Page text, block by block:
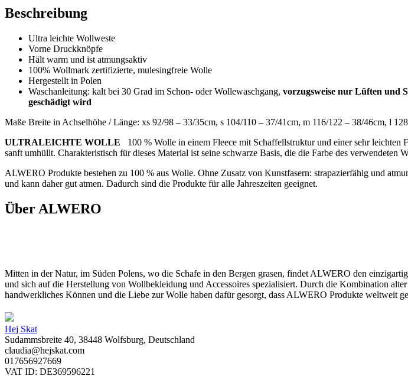
Beschreibung
Ultra leichte Wollweste
Vorne Druckknöpfe
Hält warm und ist atmungsaktiv
100% Wollmark zertifizierte, mulesingfreie Wolle
Hergestellt in Polen
Waschanleitung: kalt bei 30 Grad im Schon- oder Wollewaschgang, vorzugsweise nur Lüften und
geschädigt wird
Maße Breite in Achselhöhe / Länge: xs 92/98 – 33/35cm, s 104/110 – 37/41cm, m 116/122 – 38/46cm, l
ULTRALEICHTE WOLLE
100 % Wolle in einem Fleece mit Schaffellstruktur und einer sehr
sanft umhüllt. Charakteristisch für dieses Material ist seine schwarze Basis, die die Farbe des verwendeten
ALWERO Produkte bestehen zu 100 % aus Wolle. Ohne Zusatz von Kunstfasern: strapazierfähig und
und kann daher gut atmen. Dadurch sind die Produkte für alle Jahreszeiten geeignet.
Über ALWERO
Mitten in der Natur, im Süden Polens, wo die Schafe in den Bergen grasen, findet ALWERO den
und sich auf die Herstellung von Wollbekleidung und Accessoires spezialisiert. Durch die Kombination
handwerkliches Können und die Liebe zur Wolle haben dafür gesorgt, dass ALWERO Produkte weltweit
Hej Skat
Sudammsbreite 40, 38448 Wolfsburg, Deutschland
claudia@hejskat.com
017656927669
VAT ID: DE369596221